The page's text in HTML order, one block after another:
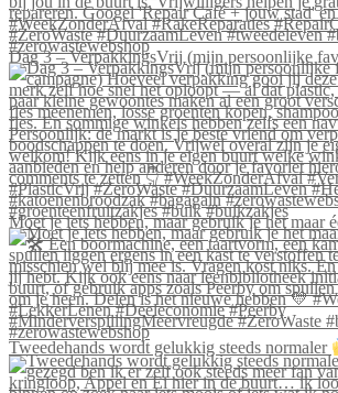
Dag 3 – VerpakkingsVrij (mijn persoonlijke
Moet je iets hebben, maar gebruik je het maar
Tweedehands wordt gelukkig steeds normaler